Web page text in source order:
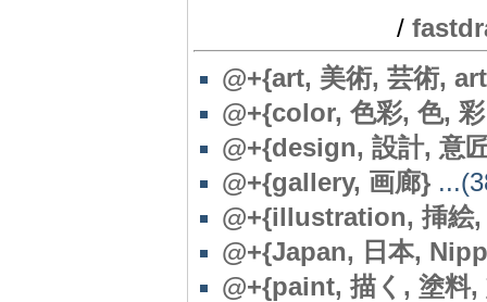
/
@+{art, 美術, 芸術,
@+{color, 色彩, 色,
@+{design, 設計, 意
@+{gallery, 画廊}
@+{illustration, 挿
@+{Japan, 日本,
@+{paint, 描く, 塗料